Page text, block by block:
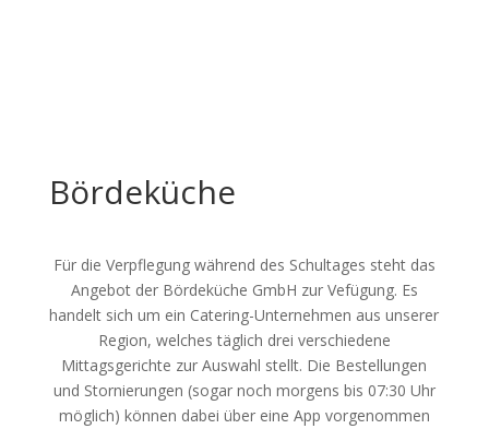
Bördeküche
Für die Verpflegung während des Schultages steht das
Angebot der Bördeküche GmbH zur Vefügung. Es
handelt sich um ein Catering-Unternehmen aus unserer
Region, welches täglich drei verschiedene
Mittagsgerichte zur Auswahl stellt. Die Bestellungen
und Stornierungen (sogar noch morgens bis 07:30 Uhr
möglich) können dabei über eine App vorgenommen